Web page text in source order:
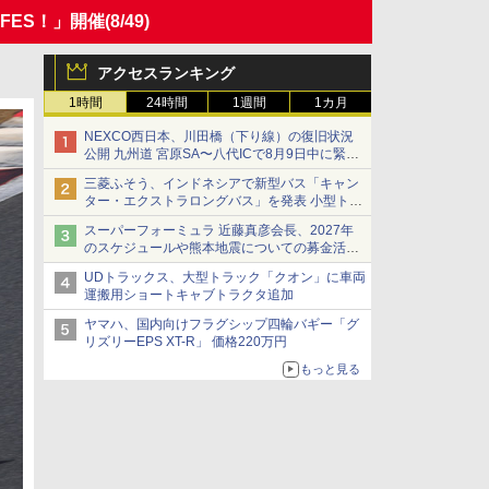
！」開催(8/49)
アクセスランキング
1時間 24時間 1週間 1カ月
NEXCO西日本、川田橋（下り線）の復旧状況
公開 九州道 宮原SA〜八代ICで8月9日中に緊急
車両を通行可能に
三菱ふそう、インドネシアで新型バス「キャン
ター・エクストラロングバス」を発表 小型トラ
ックベースの観光・旅客輸送向けバス
スーパーフォーミュラ 近藤真彦会長、2027年
のスケジュールや熊本地震についての募金活動
を紹介
UDトラックス、大型トラック「クオン」に車両
運搬用ショートキャブトラクタ追加
ヤマハ、国内向けフラグシップ四輪バギー「グ
リズリーEPS XT-R」 価格220万円
もっと見る